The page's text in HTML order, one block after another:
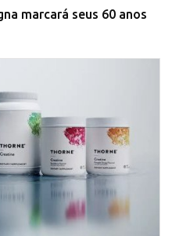
marcará seus 60 anos